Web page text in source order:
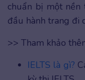
chuẩn bị một
đầu hành trang đi
>> Tham khảo
IELTS là gì?